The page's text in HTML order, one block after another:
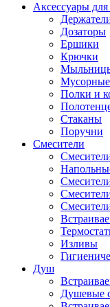
Аксессуары
Дозаторы
Ершики
Крючки
Мусорные
Полки и
Стаканы
Поручни
Смесители
Изливы
Душ
Душевые